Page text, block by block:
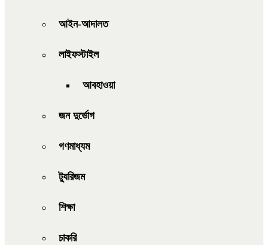
আইন-আদালত
লাইফস্টাইল
আবহাওয়া
জন দুর্ভোগ
গণমাধ্যম
ট্যুরিজম
শিক্ষা
চাকরি